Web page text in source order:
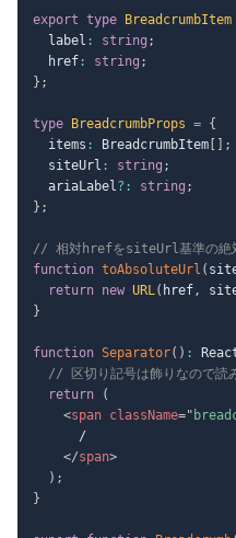
export type BreadcrumbItem
  label
: string ;
  href
: string ;
} ;
type BreadcrumbProps = {
  items
: BreadcrumbItem
;
  siteUrl
: string ;
  ariaLabel
? : string ;
} ;
// 相対hrefをsiteUrl基準の絶対
function toAbsoluteUrl (
return new URL( href,
}
function Separator( ) :
// 区切り記号は飾りなので読
return
(
<span className="
      /
</span>
) ;
}